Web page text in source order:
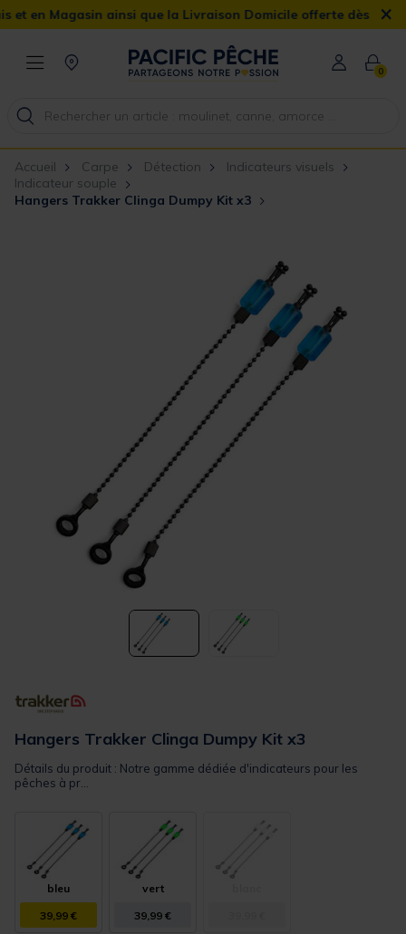
Magasin ainsi que la Livraison Domicile offerte dès 90€ ×
0
Accueil Carpe Détection
Indicateurs visuels
Indicateur souple
Hangers Trakker Clinga Dumpy Kit x3
Hangers Trakker Clinga Dumpy Kit x3
Détails du produit : Notre gamme dédiée d'indicateurs pour les
pêches à pr...
bleu
39,99 €
vert
39,99 €